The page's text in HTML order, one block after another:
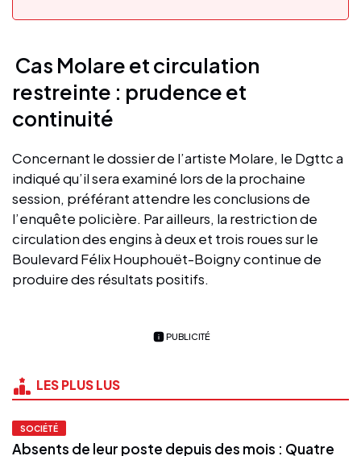
Cas Molare et circulation
restreinte : prudence et
continuité
Concernant le dossier de l’artiste Molare, le Dgttc a
indiqué qu’il sera examiné lors de la prochaine
session, préférant attendre les conclusions de
l’enquête policière. Par ailleurs, la restriction de
circulation des engins à deux et trois roues sur le
Boulevard Félix Houphouët-Boigny continue de
produire des résultats positifs.
PUBLICITÉ
LES PLUS LUS
SOCIÉTÉ
Absents de leur poste depuis des mois : Quatre